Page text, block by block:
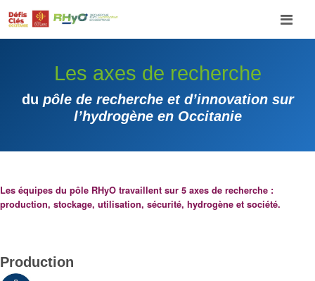
Les axes de recherche
du pôle de recherche et d’innovation sur
l’hydrogène en Occitanie
Les équipes du pôle RHyO travaillent sur 5 axes de recherche :
production, stockage, utilisation, sécurité, hydrogène et société.
Production
Search for:
SEARCH